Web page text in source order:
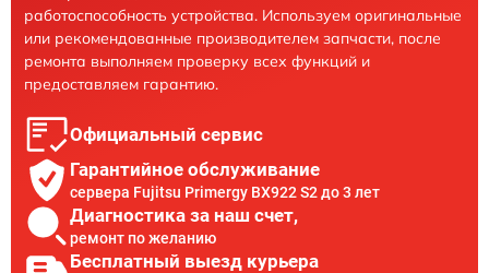
работоспособность устройства. Используем оригинальные
или рекомендованные производителем запчасти, после
ремонта выполняем проверку всех функций и
предоставляем гарантию.
Официальный сервис
Гарантийное обслуживание
сервера Fujitsu Primergy BX922 S2 до 3 лет
Диагностика за наш счет,
ремонт по желанию
Бесплатный выезд курьера